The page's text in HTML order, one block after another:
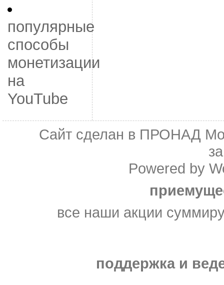
популярные
способы
монетизации
на
YouTube
Сайт сделан в ПРОНАД
Powered by
все наши акции
поддержка и